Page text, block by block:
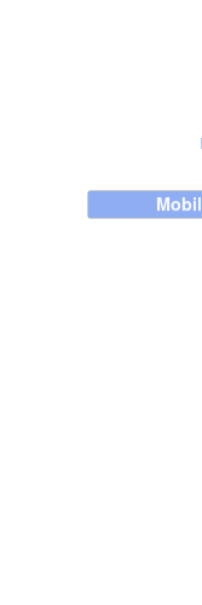
Mobil